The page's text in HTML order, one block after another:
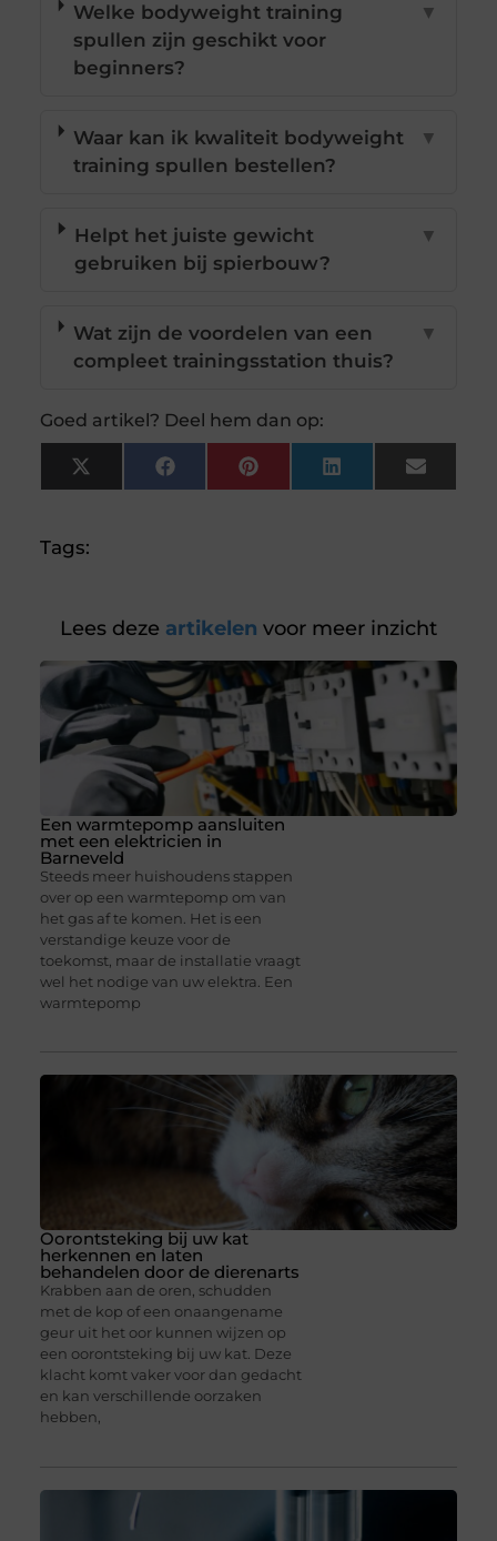
Welke bodyweight training
spullen zijn geschikt voor
beginners?
▼
Waar kan ik kwaliteit bodyweight
training spullen bestellen?
▼
Helpt het juiste gewicht
gebruiken bij spierbouw?
▼
Wat zijn de voordelen van een
compleet trainingsstation thuis?
▼
Goed artikel? Deel hem dan op:
X
(Twitter)
FacebookPinterestLinkedInEmail
Tags:
Lees deze artikelen voor meer inzicht
Een warmtepomp aansluiten
met een elektricien in
Barneveld
Steeds meer huishoudens stappen
over op een warmtepomp om van
het gas af te komen. Het is een
verstandige keuze voor de
toekomst, maar de installatie vraagt
wel het nodige van uw elektra. Een
warmtepomp
Oorontsteking bij uw kat
herkennen en laten
behandelen door de dierenarts
Krabben aan de oren, schudden
met de kop of een onaangename
geur uit het oor kunnen wijzen op
een oorontsteking bij uw kat. Deze
klacht komt vaker voor dan gedacht
en kan verschillende oorzaken
hebben,